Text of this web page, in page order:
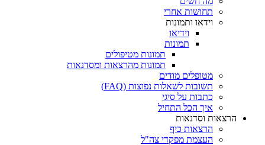
תחושות אחרי
וידאו ותמונות
וידיאו
תמונות
תמונות מטיפולים
תמונות מהרצאות ומסדנאות
מטופלים מודים
תשובות לשאלות נפוצות (FAQ)
כתבות על סיגי
איך הכל התחיל
הרצאות וסדנאות
הרצאות כיף
העצמת מפקדי צה"ל